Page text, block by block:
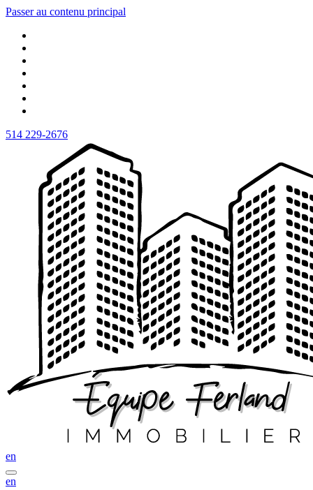
Passer au contenu principal
514 229-2676
en
en